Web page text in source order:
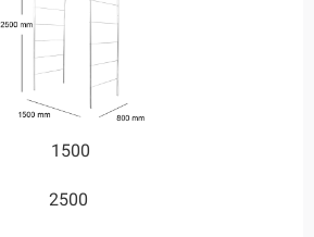
1500
2500